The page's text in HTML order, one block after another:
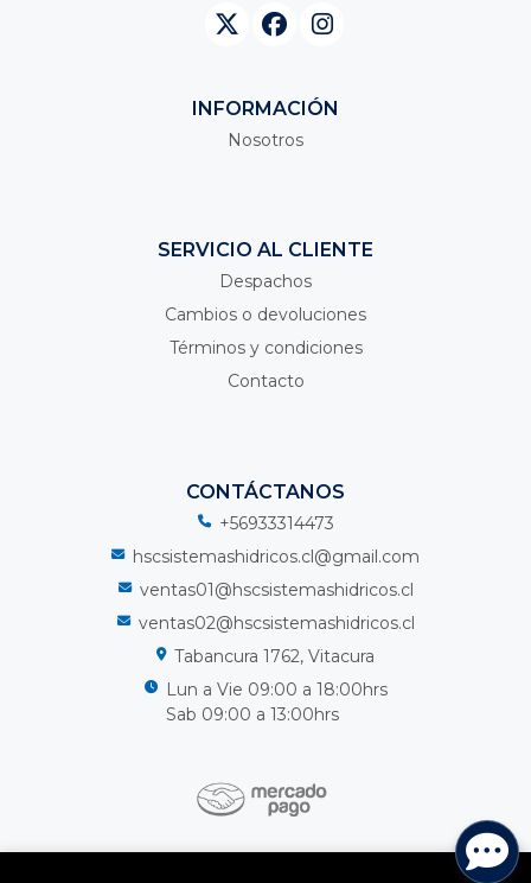
INFORMACIÓN
Nosotros
SERVICIO AL CLIENTE
Despachos
Cambios o devoluciones
Términos y condiciones
Contacto
CONTÁCTANOS
+56933314473
hscsistemashidricos.cl@gmail.com
ventas01@hscsistemashidricos.cl
ventas02@hscsistemashidricos.cl
Tabancura 1762, Vitacura
Lun a Vie 09:00 a 18:00hrs
Sab 09:00 a 13:00hrs